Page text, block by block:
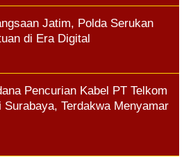
Jatim, Polda Serukan
di Era Digital
Pencurian Kabel PT Telkom
Surabaya, Terdakwa Menyamar